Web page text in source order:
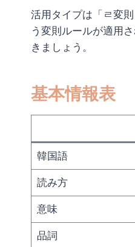
活用タイプは「ㄹ変
う変則ルールが適用
きましょう。
基本情報表
韓国語
読み方
意味
品詞